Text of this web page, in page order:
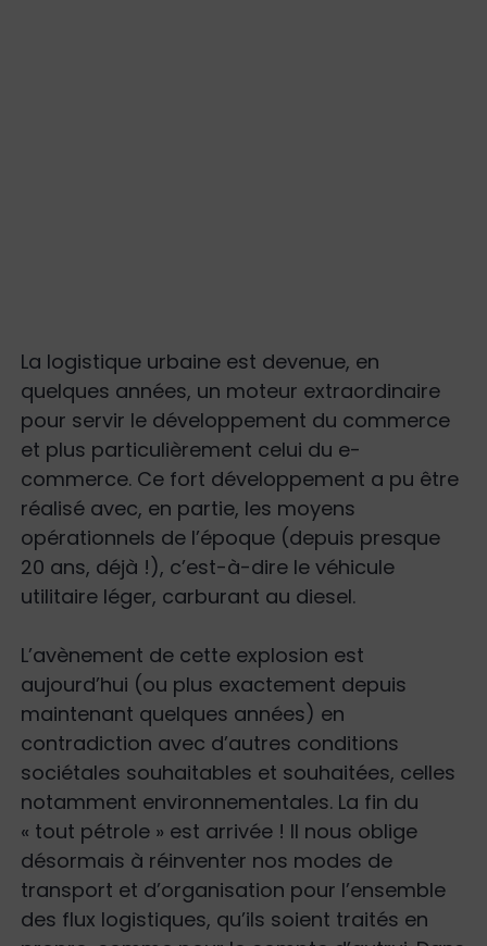
La logistique urbaine est devenue, en
quelques années, un moteur extraordinaire
pour servir le développement du commerce
et plus particulièrement celui du e-
commerce. Ce fort développement a pu être
réalisé avec, en partie, les moyens
opérationnels de l’époque (depuis presque
20 ans, déjà !), c’est-à-dire le véhicule
utilitaire léger, carburant au diesel.
L’avènement de cette explosion est
aujourd’hui (ou plus exactement depuis
maintenant quelques années) en
contradiction avec d’autres conditions
sociétales souhaitables et souhaitées, celles
notamment environnementales. La fin du
« tout pétrole » est arrivée ! Il nous oblige
désormais à réinventer nos modes de
transport et d’organisation pour l’ensemble
des flux logistiques, qu’ils soient traités en